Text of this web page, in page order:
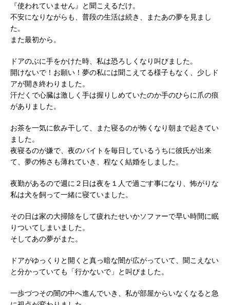
『使われていません』と聞こえるだけ。
不安になりながらも、普段の生活は続き、またあの夢を見まし
た。
また最初から。
ドアのぶに手をかけた時、私は恐ろしくなり叫びました。
開けないで！お願い！夢の私には聞こえてる様子もなく、少しド
アが開き終わりました。
汗だくで心臓は激しく手は握りしめていたのか手のひらに爪の痕
がありました。
お茶を一気に飲み干して、また寝るのが怖くなり朝まで起きてい
ました。
夜寝るのが嫌で、夜のバイトを毎日しているうちに彼氏が出来
て、夢の怖さも薄れていき、程なく結婚をしました。
夜勤があるので週に２日は夜を１人で過ごす事になり、怖がりな
私は犬を飼って一緒に寝ていました。
その日は家の大掃除をして疲れたせいかソファーで早い時間に眠
りついてしまいました。
そしてあの夢がまた。
ドアがゆっくりと開くと真っ暗な闇が広がっていて、聞こえない
と分かっていても「行かないで」と叫びました。
一歩づつその闇の中へ進んでいき、私が部屋からいなくなると急